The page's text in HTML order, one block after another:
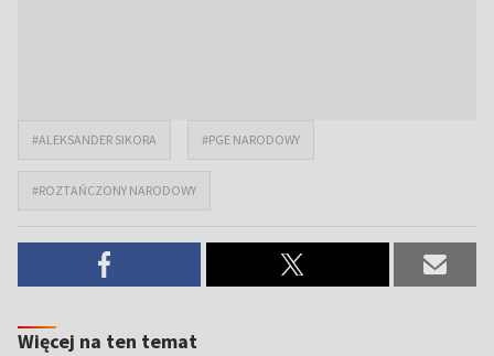
#ALEKSANDER SIKORA #PGE NARODOWY
#ROZTAŃCZONY NARODOWY
Więcej na ten temat